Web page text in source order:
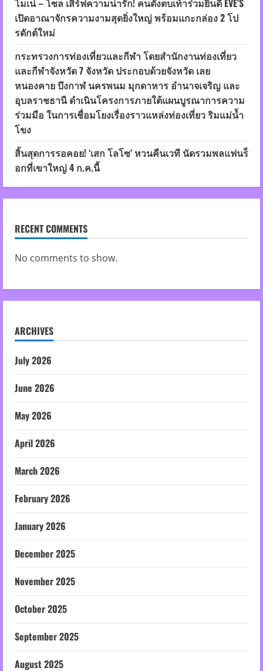
เปิดอาณาจักรความงามสุดยิ่งใหญ่ พร้อมแกะกล่อง 2 โป
รดักต์ใหม่
กระทรวงการท่องเที่ยวและกีฬา โดยสำนักงานท่องเที่ยว
และกีฬาจังหวัด 7 จังหวัด ประกอบด้วยจังหวัด เลย
หนองคาย บึงกาฬ นครพนม มุกดาหาร อำนาจเจริญ และ
อุบลราชธานี ดำเนินโครงการภายใต้แผนบูรณาการความ
ร่วมมือ ในการเชื่อมโยงเรื่องราวแหล่งท่องเที่ยว ริมแม่น้ำ
โขง
สิ้นสุดการรอคอย! ‘เสก โลโซ’ หวนคืนเวที นัดรวมพลแฟนร็
อกที่เขาใหญ่ 4 ก.ค.นี้
RECENT COMMENTS
No comments to show.
ARCHIVES
July 2026
June 2026
May 2026
April 2026
March 2026
February 2026
January 2026
December 2025
November 2025
October 2025
September 2025
August 2025